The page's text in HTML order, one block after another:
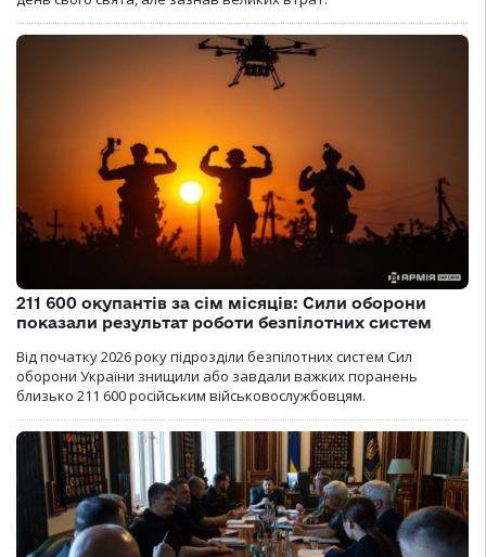
211 600 окупантів за сім місяців: Сили оборони
показали результат роботи безпілотних систем
Від початку 2026 року підрозділи безпілотних систем Сил
оборони України знищили або завдали важких поранень
близько 211 600 російським військовослужбовцям.